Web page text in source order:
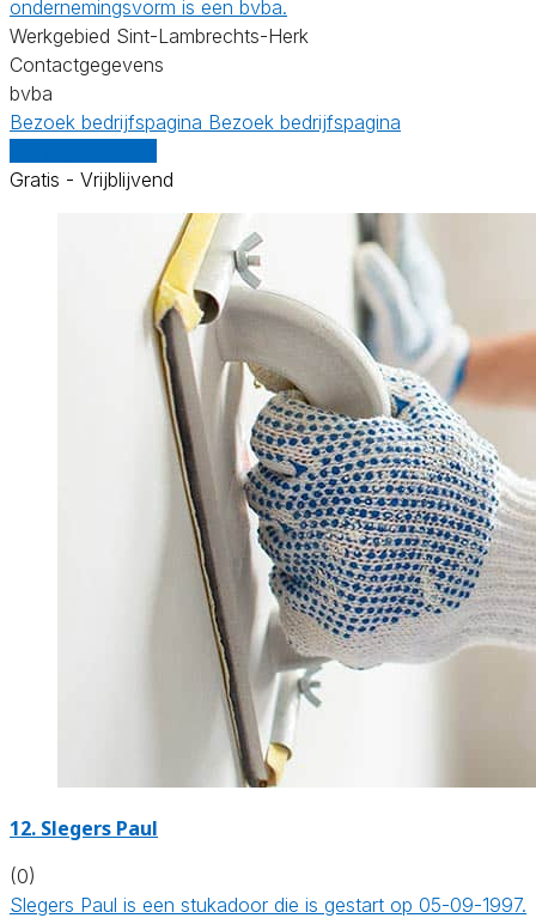
ondernemingsvorm is een bvba.
Werkgebied Sint-Lambrechts-Herk
Contactgegevens
bvba
Bezoek bedrijfspagina Bezoek bedrijfspagina
Gratis - Vrijblijvend
12. Slegers Paul
(0)
Slegers Paul is een stukadoor die is gestart op 05-09-1997.